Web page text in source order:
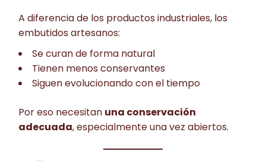
A diferencia de los productos industriales, los
embutidos artesanos:
Se curan de forma natural
Tienen menos conservantes
Siguen evolucionando con el tiempo
Por eso necesitan una conservación
adecuada, especialmente una vez abiertos.